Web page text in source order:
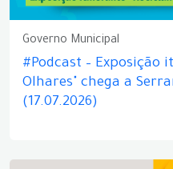
Governo Municipal
#Podcast – Exposição
Olhares" chega a
(17.07.2026)